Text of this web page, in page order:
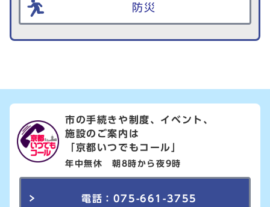
防災
市の手続きや制度、イベント、
施設のご案内は
「京都いつでもコール」
年中無休 朝8時から夜9時
電話：075-661-3755